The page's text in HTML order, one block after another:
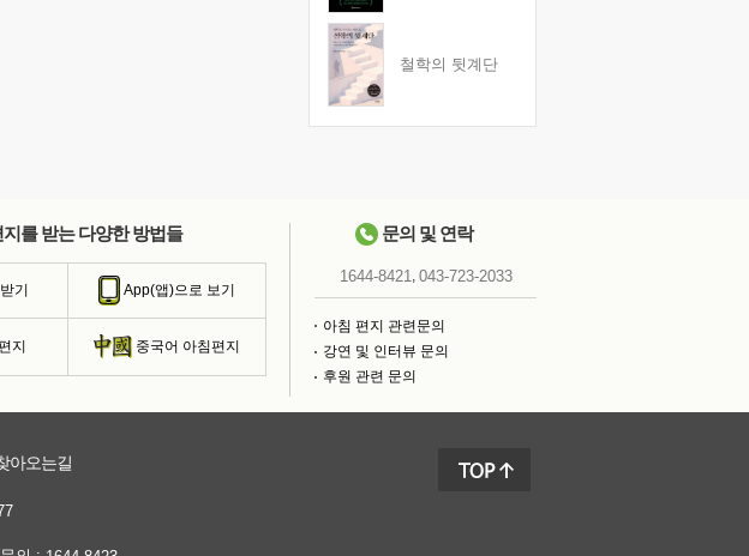
철학의 뒷계단
를 받는 다양한 방법들
기 App(앱)으로 보기
지 중국어 아침편지
문의 및 연락
1644-8421, 043-723-2033
아침 편지 관련문의
강연 및 인터뷰 문의
후원 관련 문의
아오는길